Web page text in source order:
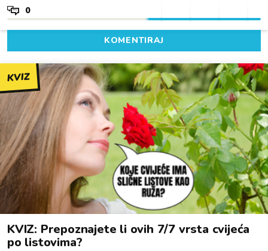
0
KOMENTIRAJ
KVIZ
KVIZ: Prepoznajete li ovih 7/7 vrsta cvijeća
po listovima?